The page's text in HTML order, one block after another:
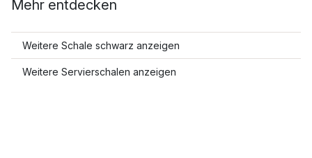
Mehr entdecken
Weitere Schale schwarz anzeigen
Weitere Servierschalen anzeigen